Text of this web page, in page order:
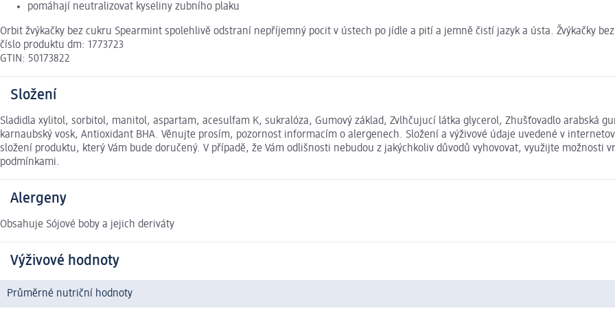
pomáhají neutralizovat kyseliny zubního plaku
Orbit žvýkačky bez cukru Spearmint spolehlivě odstraní nepříjemný pocit v ústech po jídle a pití a jemně čistí jazyk a ústa. Žvýkačky
číslo produktu dm: 1773723
GTIN: 50173822
Složení
Sladidla xylitol, sorbitol, manitol, aspartam, acesulfam K, sukralóza, Gumový základ, Zvlhčujucí látka glycerol, Zhušťovadlo arabská
karnaubský vosk, Antioxidant BHA. Věnujte prosím, pozornost informacím o alergenech. Složení a výživové údaje uvedené v
složení produktu, který Vám bude doručený. V případě, že Vám odlišnosti nebudou z jakýchkoliv důvodů vyhovovat, využijte možnosti
podmínkami.
Alergeny
Obsahuje Sójové boby a jejich deriváty
Výživové hodnoty
Průměrné nutriční hodnoty